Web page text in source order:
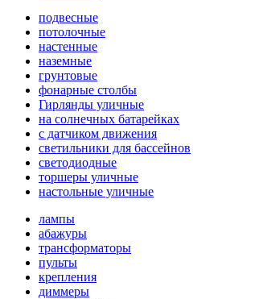
подвесные
потолочные
настенные
наземные
грунтовые
фонарные столбы
Гирлянды уличные
на солнечных батарейках
с датчиком движения
светильники для бассейнов
светодиодные
торшеры уличные
настольные уличные
лампы
абажуры
трансформаторы
пульты
крепления
диммеры